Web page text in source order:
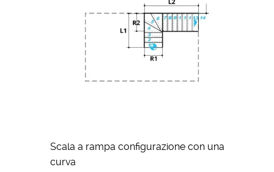
Scala a rampa configurazione con una
curva